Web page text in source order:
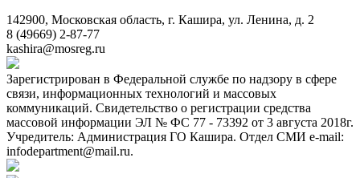
142900, Московская область, г. Кашира, ул. Ленина, д. 2
8 (49669) 2-87-77
kashira@mosreg.ru
Зарегистрирован в Федеральной службе по надзору в сфере
связи, информационных технологий и массовых
коммуникаций. Свидетельство о регистрации средства
массовой информации ЭЛ № ФС 77 - 73392 от 3 августа 2018г.
Учредитель: Администрация ГО Кашира. Отдел СМИ e-mail:
infodepartment@mail.ru.